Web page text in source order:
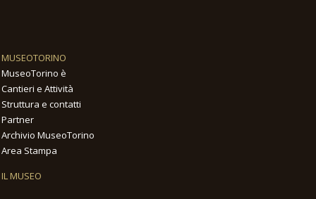
MUSEOTORINO
MuseoTorino è
Cantieri e Attività
Struttura e contatti
Partner
Archivio MuseoTorino
Area Stampa
IL MUSEO